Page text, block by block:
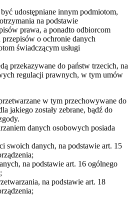
udostępniane innym podmiotom,
na podstawie
prawa, a ponadto odbiorcom
o ochronie danych
świadczącym usługi
przekazywane do państw trzecich, na
regulacji prawnych, w tym umów
w tym przechowywane do
jakiego zostały zebrane, bądź do
danych osobowych posiada
swoich danych, na podstawie art. 15
na podstawie art. 16 ogólnego
na podstawie art. 18